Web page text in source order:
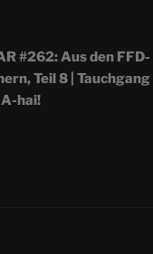
#262: Aus den FFD-
Teil 8 | Tauchgang
hai!